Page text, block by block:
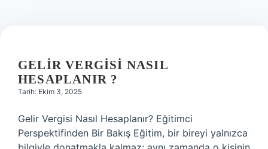
GELIR VERGISI NASIL
HESAPLANIR ?
Tarih: Ekim 3, 2025
Gelir Vergisi Nasıl Hesaplanır? Eğitimci
Perspektifinden Bir Bakış Eğitim, bir bireyi yalnızca